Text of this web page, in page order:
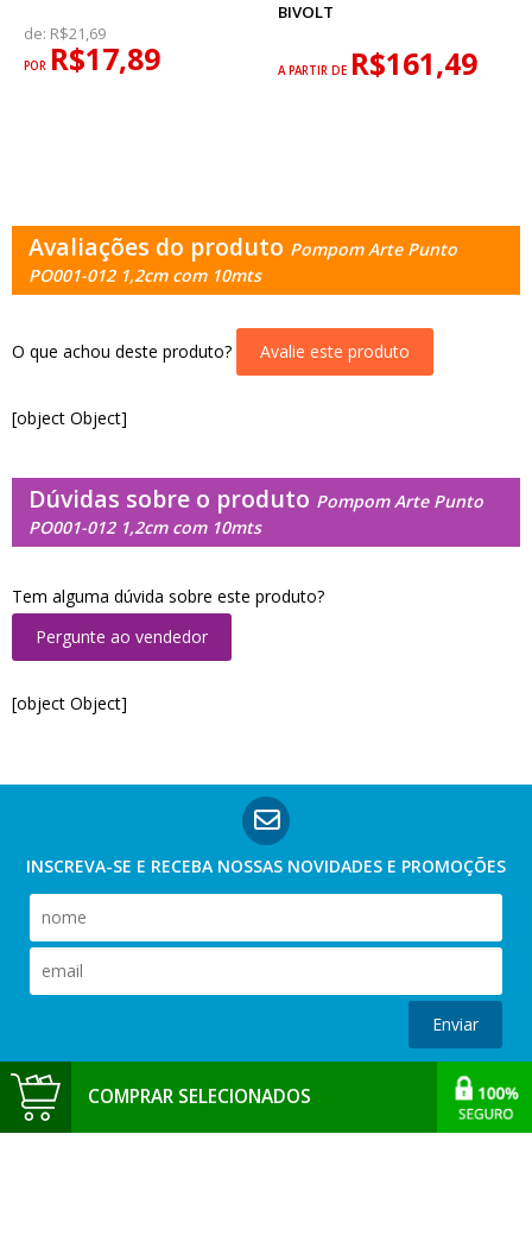
COMPRAR SELECIONADOS
de: R$21,69
POR R$17,89
BIVOLT
A PARTIR DE R$161,49
Avaliações do produto Pompom Arte Punto
PO001-012 1,2cm com 10mts
O que achou deste produto? Avalie este produto
[object Object]
Dúvidas sobre o produto Pompom Arte Punto
PO001-012 1,2cm com 10mts
Tem alguma dúvida sobre este produto?
Pergunte ao vendedor
[object Object]
INSCREVA-SE E RECEBA NOSSAS NOVIDADES E PROMOÇÕES
Enviar